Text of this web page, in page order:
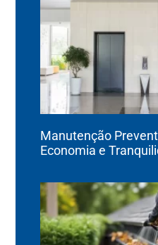
Manutenção
Economia e